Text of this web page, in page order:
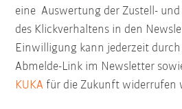
eine Auswertung der Zustell-
des Klickverhaltens in den
Einwilligung kann jederzeit
Abmelde-Link im Newsletter
KUKA für die Zukunft widerrufen